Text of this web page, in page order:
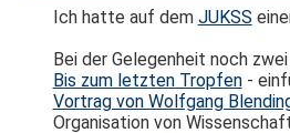
Ich hatte auf dem JUKSS
Bei der Gelegenheit noch
Bis zum letzten Tropfen-
Vortrag von Wolfgang
Organisation von